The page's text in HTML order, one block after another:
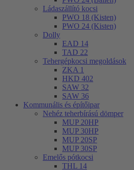
Ládaszállító kocsi
PWO 18 (Kisten)
PWO 24 (Kisten)
Dolly
EAD 14
TAD 22
Tehergépkocsi megoldások
ZKA 1
HKD 402
SAW 32
SAW 36
Kommunális és építőipar
Nehéz teherbírású dömper
MUP 20HP
MUP 30HP
MUP 20SP
MUP 30SP
Emelős pótkocsi
THL 14